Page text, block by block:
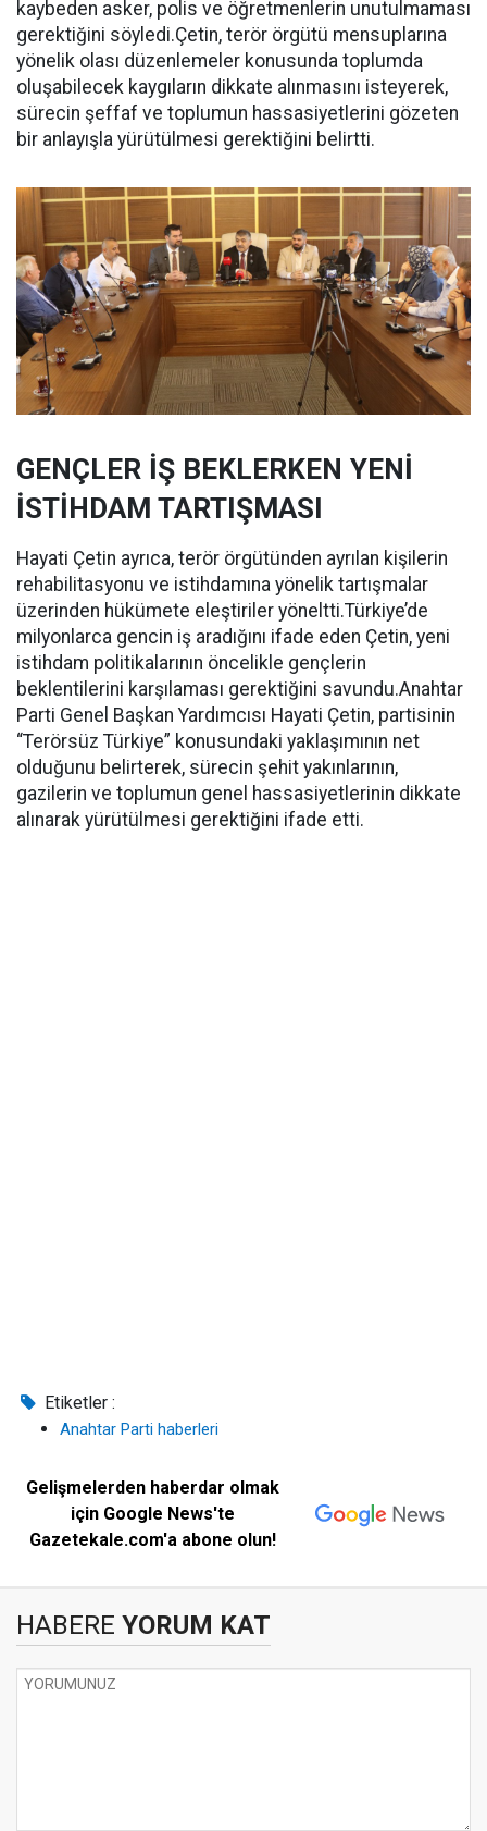
kaybeden asker, polis ve öğretmenlerin unutulmaması
gerektiğini söyledi.Çetin, terör örgütü mensuplarına
yönelik olası düzenlemeler konusunda toplumda
oluşabilecek kaygıların dikkate alınmasını isteyerek,
sürecin şeffaf ve toplumun hassasiyetlerini gözeten
bir anlayışla yürütülmesi gerektiğini belirtti.
GENÇLER İŞ BEKLERKEN YENİ
İSTİHDAM TARTIŞMASI
Hayati Çetin ayrıca, terör örgütünden ayrılan kişilerin
rehabilitasyonu ve istihdamına yönelik tartışmalar
üzerinden hükümete eleştiriler yöneltti.Türkiye’de
milyonlarca gencin iş aradığını ifade eden Çetin, yeni
istihdam politikalarının öncelikle gençlerin
beklentilerini karşılaması gerektiğini savundu.Anahtar
Parti Genel Başkan Yardımcısı Hayati Çetin, partisinin
“Terörsüz Türkiye” konusundaki yaklaşımının net
olduğunu belirterek, sürecin şehit yakınlarının,
gazilerin ve toplumun genel hassasiyetlerinin dikkate
alınarak yürütülmesi gerektiğini ifade etti.
Etiketler :
Anahtar Parti haberleri
Gelişmelerden haberdar olmak
için Google News'te
Gazetekale.com'a abone olun!
HABERE YORUM KAT